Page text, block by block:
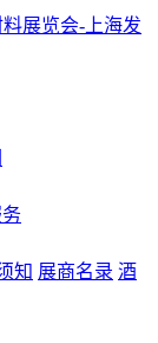
知 展商名录 酒